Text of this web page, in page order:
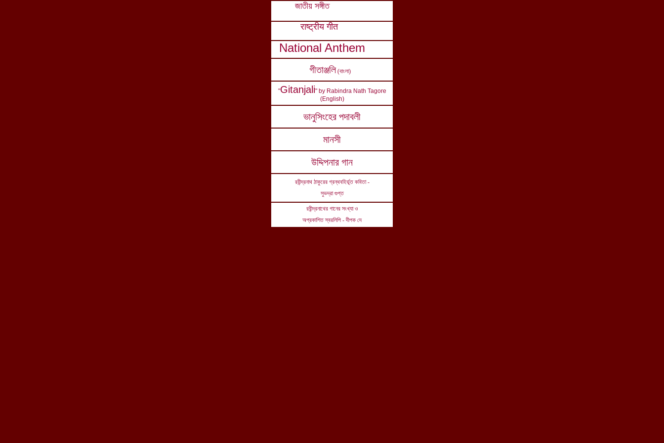
জাতীয় সঙ্গীত
राष्ट्रीय गीत
National Anthem
গীতাঞ্জলি (বাংলা)
"Gitanjali" by Rabindra Nath Tagore
(English)
ভানুসিংহের পদাবলী
মানসী
উদ্দিপনার গান
রবীন্দ্রনাথ ঠাকুরের গ্রন্থবহির্ভূত কবিতা -
সুভদ্রা গুপ্ত
রবীন্দ্রনাথের গানের সংখ্যা ও
অপ্রকাশিত স্বরলিপি - দীপক দে